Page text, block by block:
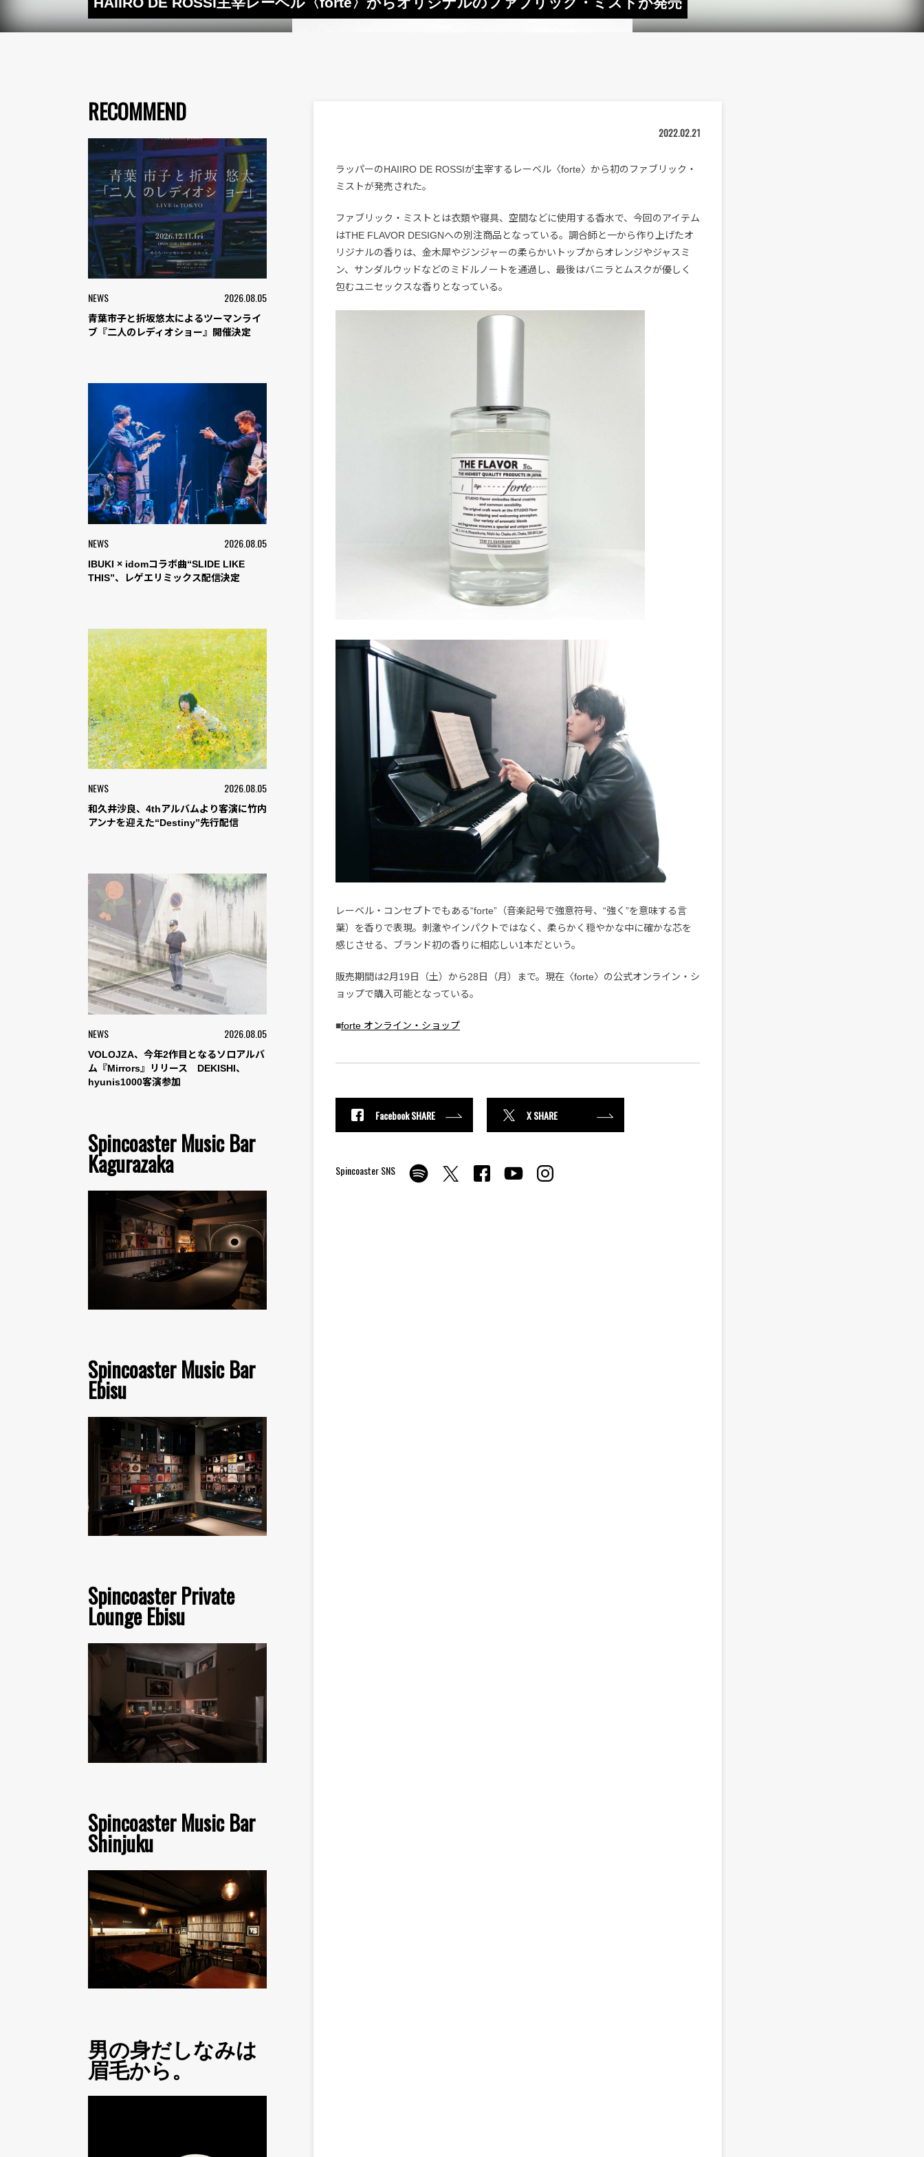
RECOMMEND
NEWS 2026.08.05
青葉市子と折坂悠太によるツーマンライ
ブ『二人のレディオショー』開催決定
NEWS 2026.08.05
IBUKI × idomコラボ曲“SLIDE LIKE
THIS”、レゲエリミックス配信決定
NEWS 2026.08.05
和久井沙良、4thアルバムより客演に竹内
アンナを迎えた“Destiny”先行配信
NEWS 2026.08.05
VOLOJZA、今年2作目となるソロアルバ
ム『Mirrors』リリース DEKISHI、
hyunis1000客演参加
Spincoaster Music Bar
Kagurazaka
Spincoaster Music Bar
Ebisu
Spincoaster Private
Lounge Ebisu
Spincoaster Music Bar
Shinjuku
男の身だしなみは
眉毛から。
2022.02.21
ラッパーのHAIIRO DE ROSSIが主宰するレーベル〈forte〉から初のファブリック・
ミストが発売された。
ファブリック・ミストとは衣類や寝具、空間などに使用する香水で、今回のアイテム
はTHE FLAVOR DESIGNへの別注商品となっている。調合師と一から作り上げたオ
リジナルの香りは、金木犀やジンジャーの柔らかいトップからオレンジやジャスミ
ン、サンダルウッドなどのミドルノートを通過し、最後はバニラとムスクが優しく
包むユニセックスな香りとなっている。
レーベル・コンセプトでもある“forte”（音楽記号で強意符号、“強く”を意味する言
葉）を香りで表現。刺激やインパクトではなく、柔らかく穏やかな中に確かな芯を
感じさせる、ブランド初の香りに相応しい1本だという。
販売期間は2月19日（土）から28日（月）まで。現在〈forte〉の公式オンライン・シ
ョップで購入可能となっている。
■forte オンライン・ショップ
Facebook SHARE X SHARE
Spincoaster SNS